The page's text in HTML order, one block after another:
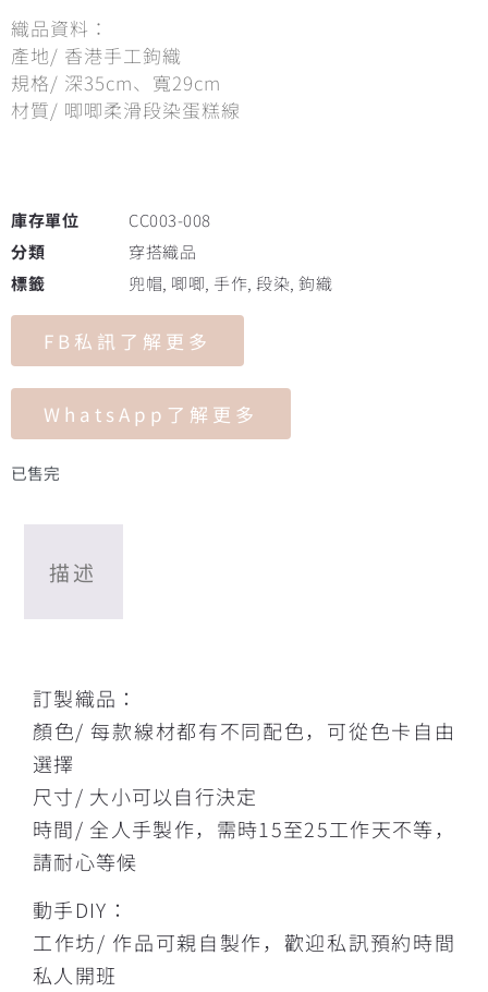
織品資料：
產地/ 香港手工鉤織
規格/ 深35cm、寬29cm
材質/ 唧唧柔滑段染蛋糕線
庫存單位
CC003-008
分類
穿搭織品
標籤
兜帽, 唧唧, 手作, 段染, 鉤織
FB私訊了解更多
WhatsApp了解更多
已售完
描述
訂製織品：
顏色/ 每款線材都有不同配色，可從色卡自由
選擇
尺寸/ 大小可以自行決定
時間/ 全人手製作，需時15至25工作天不等，
請耐心等候
動手DIY：
工作坊/ 作品可親自製作，歡迎私訊預約時間
私人開班